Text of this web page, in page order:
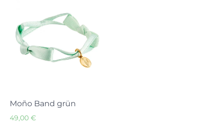
Moño Band grün
49,00 €